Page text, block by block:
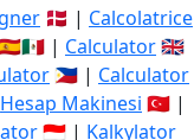
🇩🇰 | Calcolatrice
| Calculator🇬🇧
🇵🇭 | Calculator
Hesap Makinesi 🇹🇷 |
🇮🇩 | Kalkylator